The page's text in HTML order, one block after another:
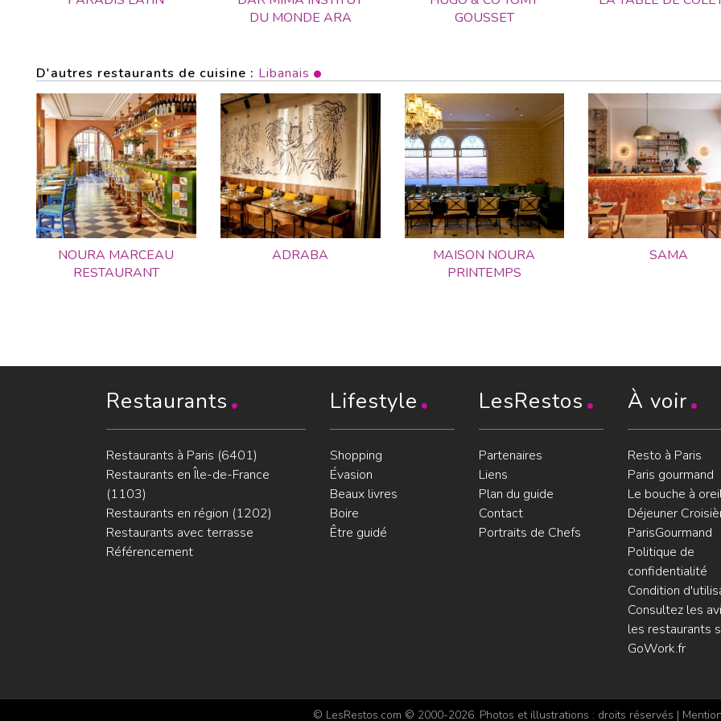
DU MONDE ARA
GOUSSET
D'autres restaurants de cuisine : Libanais
NOURA MARCEAU
RESTAURANT
ADRABA
MAISON NOURA
PRINTEMPS
SAMA
Restaurants
Restaurants à Paris (6401)
Restaurants en Île-de-France
(1103)
Restaurants en région (1202)
Restaurants avec terrasse
Référencement
Lifestyle
Shopping
Évasion
Beaux livres
Boire
Être guidé
LesRestos
Partenaires
Liens
Plan du guide
Contact
Portraits de Chefs
À voir
Resto à Paris
Paris gourmand
Le bouche à
Déjeuner
ParisGourmand
Politique de
confidentialité
Condition
Consultez les
les restaurants
GoWork.fr
© LesRestos.com © 2000-2026. Photos et illustrations : droits réservés |